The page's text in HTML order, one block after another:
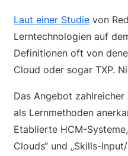
Laut einer Studie von
Lerntechnologien auf
Definitionen oft von
Cloud oder sogar TXP.
Das Angebot
als Lernmethoden
Etablierte HCM-
Clouds“ und „Skills-